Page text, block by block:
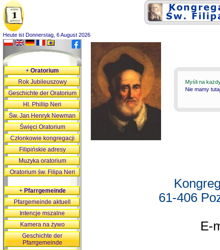
Heute ist Donnerstag, 6 August 2026
Myśli na
Nie mamy
61-406
E-
+Oratorium
Rok Jubileuszowy
Geschichte der Oratorium
Hl. Phillip Neri
Św. Jan Henryk Newman
Święci Oratorium
Członkowie kongregacji
Filipińskie adresy
Muzyka oratorium
Oratorium św. Filipa Neri
+Pfarrgemeinde
Pfargemeinde aktuell
Intencje mszalne
Kamera na żywo
Geschichte der
Pfarrgemeinde